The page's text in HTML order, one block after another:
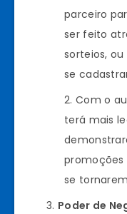
parceiro
ser feito
sorteios,
se
Com o
terá mais
promoções
se
Poder de